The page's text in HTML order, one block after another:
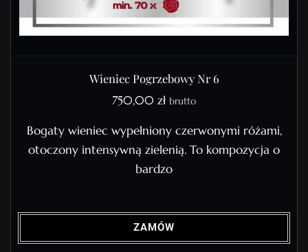
Wieniec Pogrzebowy Nr 6
750,00 zł brutto
Bogaty wieniec wypełniony czerwonymi różami,
otoczony intensywną zielenią. To kompozycja o
bardzo
ZAMÓW